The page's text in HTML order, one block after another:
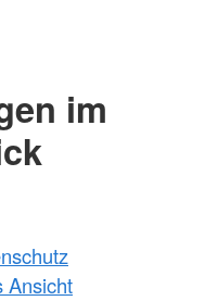
im
Ansicht